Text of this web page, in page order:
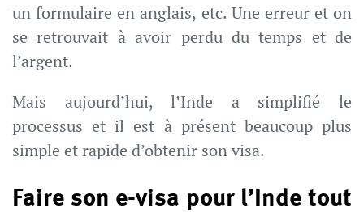
un formulaire en anglais, etc. Une erreur et on
se retrouvait à avoir perdu du temps et de
l’argent.
Mais aujourd’hui, l’Inde a simplifié le
processus et il est à présent beaucoup plus
simple et rapide d’obtenir son visa.
Faire son e-visa pour l’Inde tout